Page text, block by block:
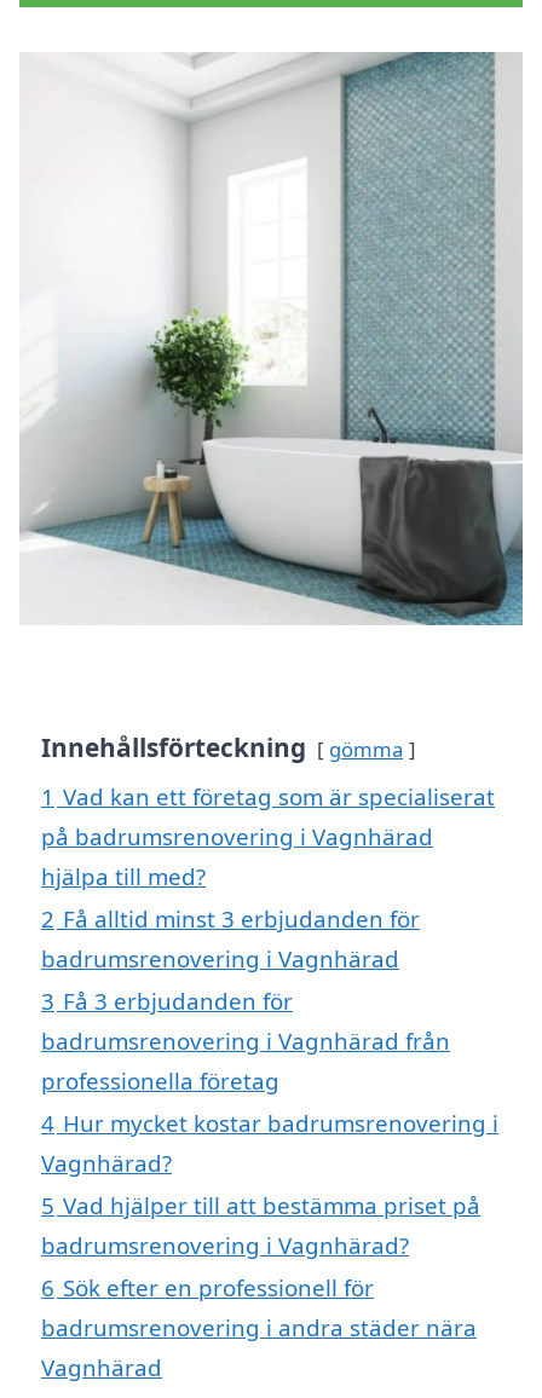
Innehållsförteckning gömma
1 Vad kan ett företag som är specialiserat
på badrumsrenovering i Vagnhärad
hjälpa till med?
2 Få alltid minst 3 erbjudanden för
badrumsrenovering i Vagnhärad
3 Få 3 erbjudanden för
badrumsrenovering i Vagnhärad från
professionella företag
4 Hur mycket kostar badrumsrenovering i
Vagnhärad?
5 Vad hjälper till att bestämma priset på
badrumsrenovering i Vagnhärad?
6 Sök efter en professionell för
badrumsrenovering i andra städer nära
Vagnhärad